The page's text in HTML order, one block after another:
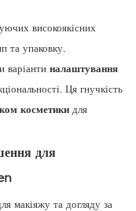
високоякісних
та упаковку.
варіанти налаштування
Ця гнучкість
косметики для
для
макіяжу та догляду за